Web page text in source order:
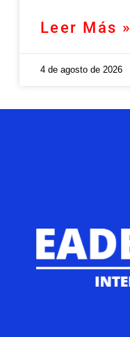
Leer Más »
4 de agosto de 2026